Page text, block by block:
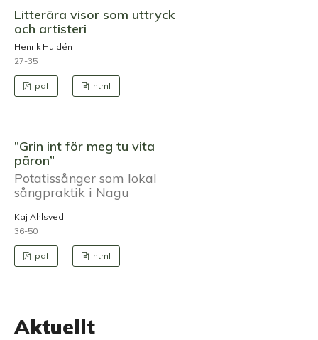
Litterära visor som uttryck
och artisteri
Henrik Huldén
27-35
pdf html
”Grin int för meg tu vita
päron”
Potatissånger som lokal
sångpraktik i Nagu
Kaj Ahlsved
36-50
pdf html
Aktuellt